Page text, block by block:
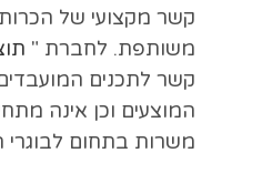
קשר מקצועי של
משותפת. לחברת "
קשר לתכנים
המוצעים וכן אינה
משרות בתחום לבוגרי